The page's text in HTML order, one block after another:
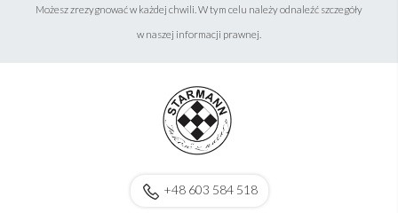
Możesz zrezygnować w każdej chwili. W tym celu należy odnaleźć szczegóły
w naszej informacji prawnej.
+48 603 584 518